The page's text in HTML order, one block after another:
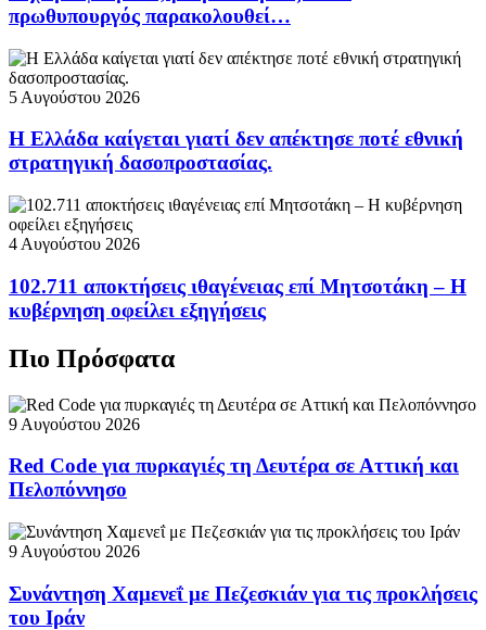
πρωθυπουργός παρακολουθεί…
5 Αυγούστου 2026
Η Ελλάδα καίγεται γιατί δεν απέκτησε ποτέ εθνική
στρατηγική δασοπροστασίας.
4 Αυγούστου 2026
102.711 αποκτήσεις ιθαγένειας επί Μητσοτάκη – Η
κυβέρνηση οφείλει εξηγήσεις
Πιο Πρόσφατα
9 Αυγούστου 2026
Red Code για πυρκαγιές τη Δευτέρα σε Αττική και
Πελοπόννησο
9 Αυγούστου 2026
Συνάντηση Χαμενεΐ με Πεζεσκιάν για τις προκλήσεις
του Ιράν